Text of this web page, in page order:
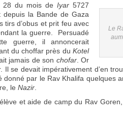
Le
28 du mois de Iyar 5727
la Bande de Gaza
tirs d’obus et prit feu avec
la guerre. Persuadé
guerre, il annoncerait
du choffar près du Kotel
jamais de son chofar. Or
Il se devait impérativement d’en
donné par le Rav Khalifa quelques
le Nazir
et aide de camp du Rav